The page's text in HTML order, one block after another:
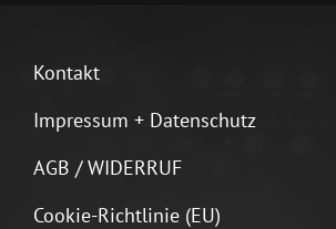
Kontakt
Impressum + Datenschutz
AGB / WIDERRUF
Cookie-Richtlinie (EU)